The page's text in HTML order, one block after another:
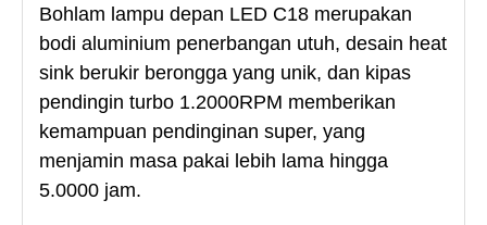
Bohlam lampu depan LED C18 merupakan
bodi aluminium penerbangan utuh, desain heat
sink berukir berongga yang unik, dan kipas
pendingin turbo 1.2000RPM memberikan
kemampuan pendinginan super, yang
menjamin masa pakai lebih lama hingga
5.0000 jam.